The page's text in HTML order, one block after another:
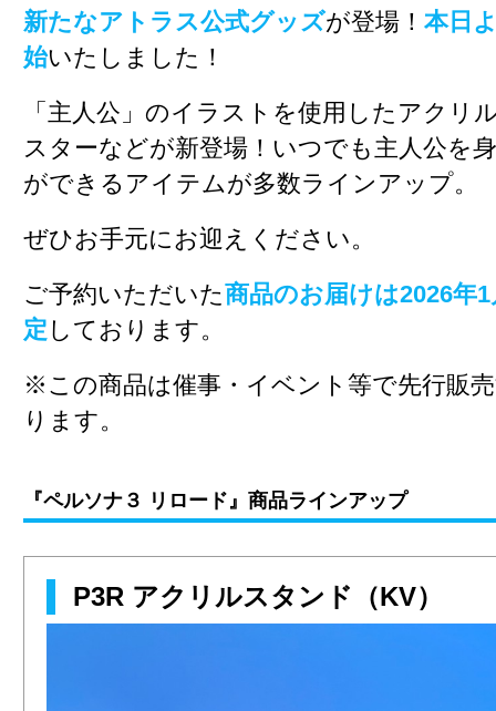
新たなアトラス公式グッズが登場！ 本日
始いたしました！
「主人公」のイラストを使用したアクリ
スターなどが新登場！いつでも主人公を
ができるアイテムが多数ラインアップ。
ぜひお手元にお迎えください。
ご予約いただいた商品のお届けは2026年
定 しております。
※この商品は催事・イベント等で先行販
ります。
『ペルソナ３ リロード』商品ラインアップ
P3R アクリルスタンド（KV）